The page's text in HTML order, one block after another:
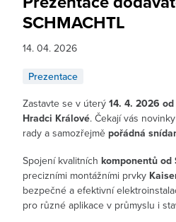
SCHMACHTL
14. 04. 2026
Prezentace
Zastavte se v úterý 14. 4. 2026
Hradci Králové. Čekají vás
rady a samozřejmě pořádná
Spojení kvalitních komponentů od
precizními montážními prvky
bezpečné a efektivní
pro různé aplikace v průmyslu i